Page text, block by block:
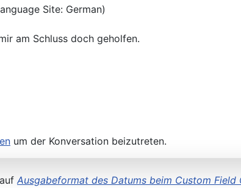
Site: German)
am Schluss doch geholfen.
um der Konversation beizutreten.
Ausgabeformat des Datums beim Custom Field